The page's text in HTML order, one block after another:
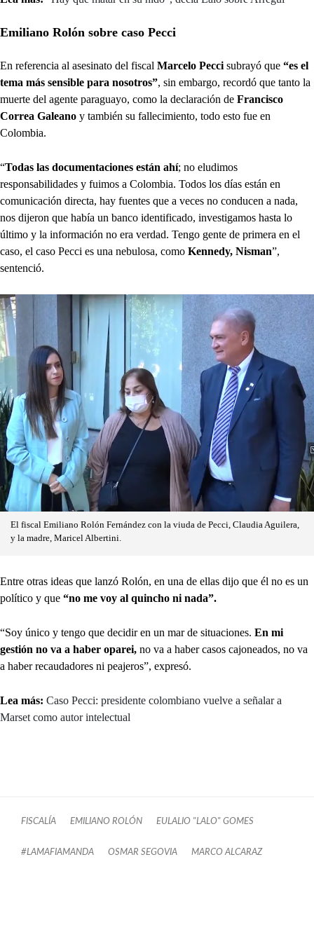
Emiliano Rolón sobre caso Pecci
En referencia al asesinato del fiscal Marcelo Pecci subrayó que “es el
tema más sensible para nosotros”, sin embargo, recordó que tanto la
muerte del agente paraguayo, como la declaración de Francisco
Correa Galeano y también su fallecimiento, todo esto fue en
Colombia.
“Todas las documentaciones están ahí; no eludimos
responsabilidades y fuimos a Colombia. Todos los días están en
comunicación directa, hay fuentes que a veces no conducen a nada,
nos dijeron que había un banco identificado, investigamos hasta lo
último y la información no era verdad. Tengo gente de primera en el
caso, el caso Pecci es una nebulosa, como Kennedy, Nisman”,
sentenció.
El fiscal Emiliano Rolón Fernández con la viuda de Pecci, Claudia Aguilera,
y la madre, Maricel Albertini.
Entre otras ideas que lanzó Rolón, en una de ellas dijo que él no es un
político y que “no me voy al quincho ni nada”.
“Soy único y tengo que decidir en un mar de situaciones. En mi
gestión no va a haber oparei, no va a haber casos cajoneados, no va
a haber recaudadores ni peajeros”, expresó.
Lea más: Caso Pecci: presidente colombiano vuelve a señalar a
Marset como autor intelectual
FISCALÍA EMILIANO ROLÓN EULALIO "LALO" GOMES
#LAMAFIAMANDA OSMAR SEGOVIA MARCO ALCARAZ